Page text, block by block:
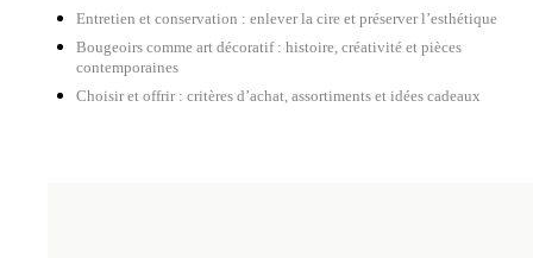
Entretien et conservation : enlever la cire et préserver l’esthétique
Bougeoirs comme art décoratif : histoire, créativité et pièces
contemporaines
Choisir et offrir : critères d’achat, assortiments et idées cadeaux